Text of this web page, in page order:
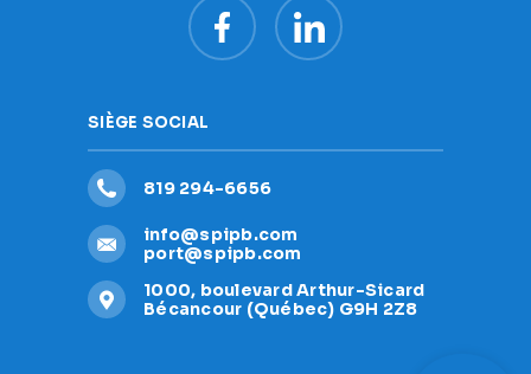
SIÈGE SOCIAL
819 294-6656
info@spipb.com
port@spipb.com
1000, boulevard Arthur-Sicard
Bécancour (Québec) G9H 2Z8